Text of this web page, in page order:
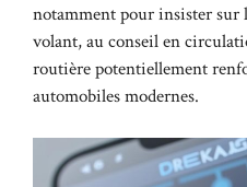
notamment pour insister sur
volant, au conseil en
routière potentiellement
automobiles modernes.